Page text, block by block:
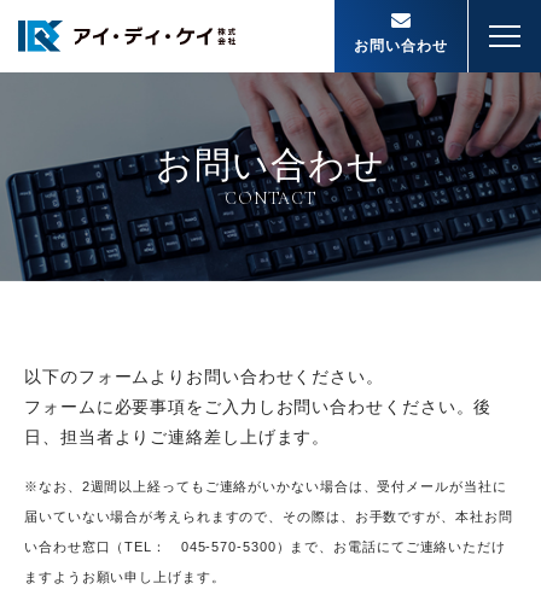
お問い合わせ
お問い合わせ
CONTACT
以下のフォームよりお問い合わせください。
フォームに必要事項をご入力しお問い合わせください。後
日、担当者よりご連絡差し上げます。
※なお、2週間以上経ってもご連絡がいかない場合は、受付メールが当社に
届いていない場合が考えられますので、その際は、お手数ですが、本社お問
い合わせ窓口（TEL： 045-570-5300）まで、お電話にてご連絡いただけ
ますようお願い申し上げます。